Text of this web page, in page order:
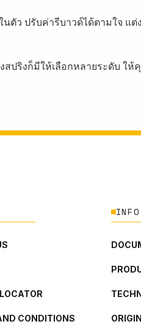
ตัว ปรับค่ารีบาวด์ได้ตามใจ
ปริงก็มีให้เลือกหลายระดับ ใ
CONDITIONS
INFO